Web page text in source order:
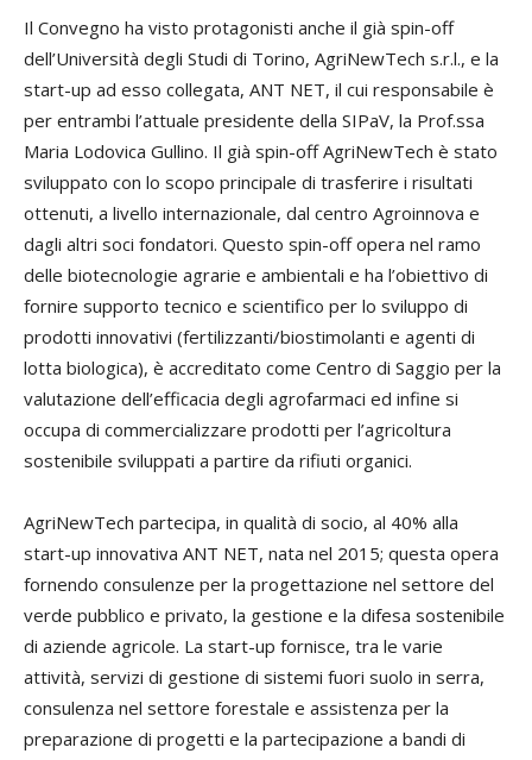
Il Convegno ha visto protagonisti anche il già spin-off
dell’Università degli Studi di Torino, AgriNewTech s.r.l., e la
start-up ad esso collegata, ANT NET, il cui responsabile è
per entrambi l’attuale presidente della SIPaV, la Prof.ssa
Maria Lodovica Gullino. Il già spin-off AgriNewTech è stato
sviluppato con lo scopo principale di trasferire i risultati
ottenuti, a livello internazionale, dal centro Agroinnova e
dagli altri soci fondatori. Questo spin-off opera nel ramo
delle biotecnologie agrarie e ambientali e ha l’obiettivo di
fornire supporto tecnico e scientifico per lo sviluppo di
prodotti innovativi (fertilizzanti/biostimolanti e agenti di
lotta biologica), è accreditato come Centro di Saggio per la
valutazione dell’efficacia degli agrofarmaci ed infine si
occupa di commercializzare prodotti per l’agricoltura
sostenibile sviluppati a partire da rifiuti organici.
AgriNewTech partecipa, in qualità di socio, al 40% alla
start-up innovativa ANT NET, nata nel 2015; questa opera
fornendo consulenze per la progettazione nel settore del
verde pubblico e privato, la gestione e la difesa sostenibile
di aziende agricole. La start-up fornisce, tra le varie
attività, servizi di gestione di sistemi fuori suolo in serra,
consulenza nel settore forestale e assistenza per la
preparazione di progetti e la partecipazione a bandi di